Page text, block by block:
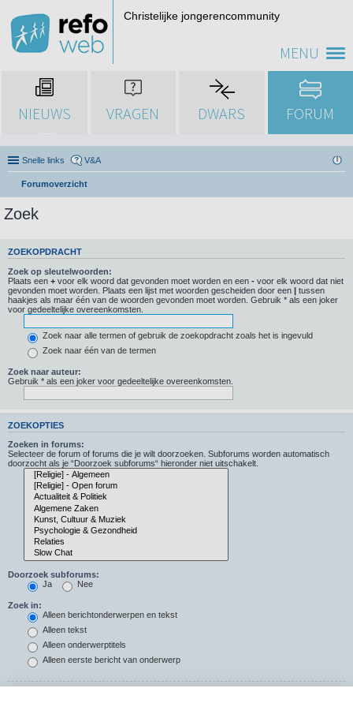
MENU
Christelijke jongerencommunity
NIEUWS VRAGEN DWARS FORUM
Snelle links V&A
Forumoverzicht
Zoek
ZOEKOPDRACHT
Zoek op sleutelwoorden:
Plaats een + voor elk woord dat gevonden moet worden en een - voor elk woord dat niet
gevonden moet worden. Plaats een lijst met woorden gescheiden door een | tussen
haakjes als maar één van de woorden gevonden moet worden. Gebruik * als een joker
voor gedeeltelijke overeenkomsten.
Zoek naar alle termen of gebruik de zoekopdracht zoals het is ingevuld
Zoek naar één van de termen
Zoek naar auteur:
Gebruik * als een joker voor gedeeltelijke overeenkomsten.
ZOEKOPTIES
Zoeken in forums:
Selecteer de forum of forums die je wilt doorzoeken. Subforums worden automatisch
doorzocht als je “Doorzoek subforums“ hieronder niet uitschakelt.
Doorzoek subforums:
Ja
Nee
Zoek in:
Alleen berichtonderwerpen en tekst
Alleen tekst
Alleen onderwerptitels
Alleen eerste bericht van onderwerp